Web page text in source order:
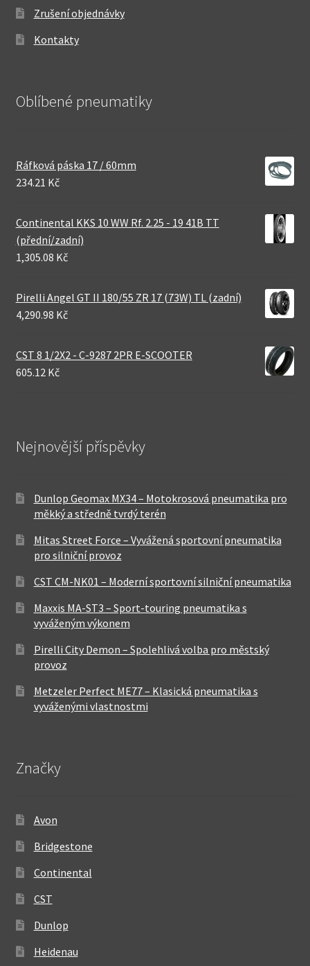
Zrušení objednávky
Kontakty
Oblíbené pneumatiky
Ráfková páska 17 / 60mm
234.21 Kč
Continental KKS 10 WW Rf. 2.25 - 19 41B TT
(přední/zadní)
1,305.08 Kč
Pirelli Angel GT II 180/55 ZR 17 (73W) TL (zadní)
4,290.98 Kč
CST 8 1/2X2 - C-9287 2PR E-SCOOTER
605.12 Kč
Nejnovější příspěvky
Dunlop Geomax MX34 – Motokrosová pneumatika pro
měkký a středně tvrdý terén
Mitas Street Force – Vyvážená sportovní pneumatika
pro silniční provoz
CST CM-NK01 – Moderní sportovní silniční pneumatika
Maxxis MA-ST3 – Sport-touring pneumatika s
vyváženým výkonem
Pirelli City Demon – Spolehlivá volba pro městský
provoz
Metzeler Perfect ME77 – Klasická pneumatika s
vyváženými vlastnostmi
Značky
Avon
Bridgestone
Continental
CST
Dunlop
Heidenau